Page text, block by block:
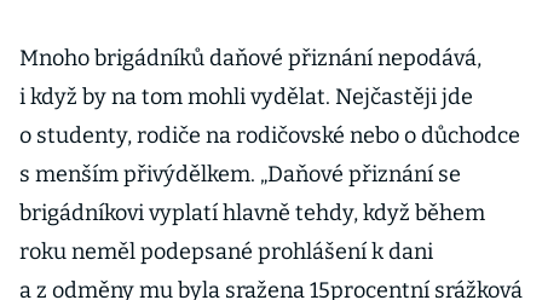
Mnoho brigádníků daňové přiznání nepodává,
i když by na tom mohli vydělat. Nejčastěji jde
o studenty, rodiče na rodičovské nebo o důchodce
s menším přivýdělkem. „Daňové přiznání se
brigádníkovi vyplatí hlavně tehdy, když během
roku neměl podepsané prohlášení k dani
a z odměny mu byla sražena 15procentní srážková